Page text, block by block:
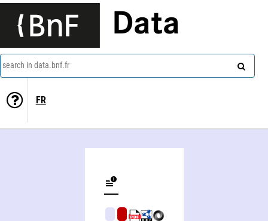
Data
search in data.bnf.fr
FR